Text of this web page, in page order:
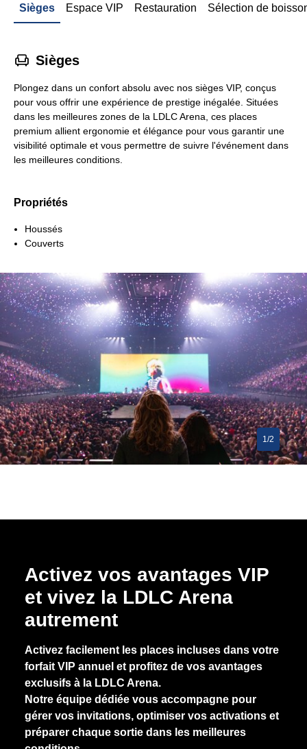
Sièges Espace VIP Restauration Sélection de
􁐴 Sièges
Plongez dans un confort absolu avec nos sièges VIP, conçus
pour vous offrir une expérience de prestige inégalée. Situées
dans les meilleures zones de la LDLC Arena, ces places
premium allient ergonomie et élégance pour vous garantir une
visibilité optimale et vous permettre de suivre l'événement dans
les meilleures conditions.
Propriétés
Houssés
Couverts
1/2
Activez vos avantages VIP
et vivez la LDLC Arena
autrement
Activez facilement les places incluses dans votre
forfait VIP annuel et profitez de vos avantages
exclusifs à la LDLC Arena.
Notre équipe dédiée vous accompagne pour
gérer vos invitations, optimiser vos activations et
préparer chaque sortie dans les meilleures